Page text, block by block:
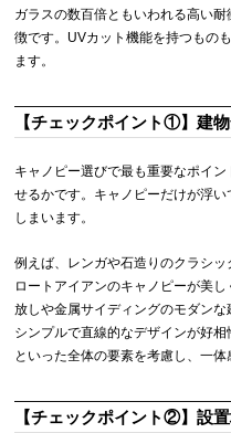
ガラスの数百倍ともいわれる高い
徴です。UVカット機能を持つもの
ます。
【チェックポイント①】建
キャノピー選びで最も重要なポイ
せるかです。キャノピーだけが浮
しまいます。
例えば、レンガや石造りのクラシ
ロートアイアンのキャノピーが美
放しや金属サイディングのモダン
シンプルで直線的なデザインが好
といった全体の要素を考慮し、一
【チェックポイント②】設